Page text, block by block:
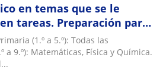
en temas que se le
tareas. Preparación para
(1.º a 5.º): Todas las
a 9.º): Matemáticas, Física y Química.